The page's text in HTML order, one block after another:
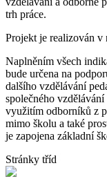
trh práce.
Projekt je realizován
Naplněním všech
bude určena na
dalšího vzdělávání
společného
využitím odborníků z
mimo školu a také
je zapojena základní
Stránky tříd